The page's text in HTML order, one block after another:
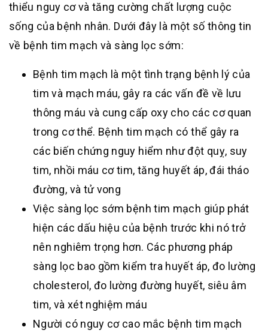
thiểu nguy cơ và tăng cường chất lượng cuộc
sống của bệnh nhân. Dưới đây là một số thông tin
về bệnh tim mạch và sàng lọc sớm:
Bệnh tim mạch là một tình trạng bệnh lý của
tim và mạch máu, gây ra các vấn đề về lưu
thông máu và cung cấp oxy cho các cơ quan
trong cơ thể. Bệnh tim mạch có thể gây ra
các biến chứng nguy hiểm như đột quỵ, suy
tim, nhồi máu cơ tim, tăng huyết áp, đái tháo
đường, và tử vong
Việc sàng lọc sớm bệnh tim mạch giúp phát
hiện các dấu hiệu của bệnh trước khi nó trở
nên nghiêm trọng hơn. Các phương pháp
sàng lọc bao gồm kiểm tra huyết áp, đo lường
cholesterol, đo lường đường huyết, siêu âm
tim, và xét nghiệm máu
Người có nguy cơ cao mắc bệnh tim mạch